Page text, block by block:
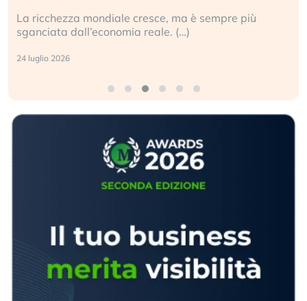
La ricchezza mondiale cresce, ma è sempre più
sganciata dall’economia reale. (…)
24 luglio 2026